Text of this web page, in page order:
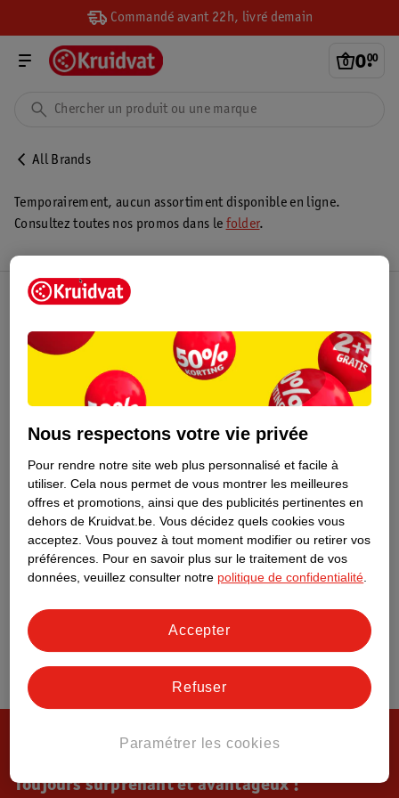
Commandé avant 22h, livré demain
0.
00
All Brands
Temporairement, aucun assortiment disponible en ligne.
Consultez toutes nos promos dans le folder.
Toujours surprenant et avantageux !
Nous respectons votre vie privée
Pour rendre notre site web plus personnalisé et facile à
utiliser. Cela nous permet de vous montrer les meilleures
offres et promotions, ainsi que des publicités pertinentes en
dehors de Kruidvat.be. Vous décidez quels cookies vous
acceptez. Vous pouvez à tout moment modifier ou retirer vos
préférences. Pour en savoir plus sur le traitement de vos
données, veuillez consulter notre politique de confidentialité
Paramétrer les cookies
Refuser
Accepter